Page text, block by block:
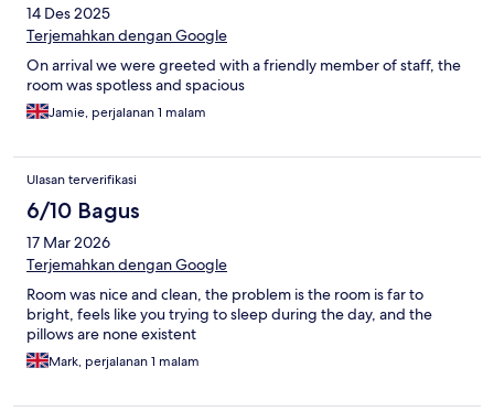
14 Des 2025
Terjemahkan dengan Google
On arrival we were greeted with a friendly member of staff, the
room was spotless and spacious
Jamie, perjalanan 1 malam
Ulasan terverifikasi
6/10 Bagus
17 Mar 2026
Terjemahkan dengan Google
Room was nice and clean, the problem is the room is far to
bright, feels like you trying to sleep during the day, and the
pillows are none existent
Mark, perjalanan 1 malam